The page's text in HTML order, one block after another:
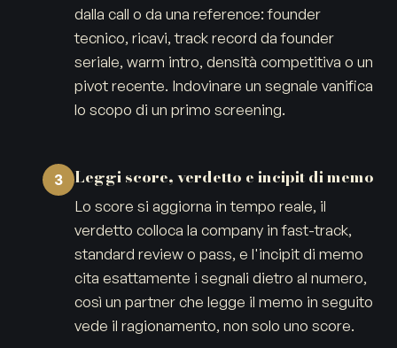
dalla call o da una reference: founder
tecnico, ricavi, track record da founder
seriale, warm intro, densità competitiva o un
pivot recente. Indovinare un segnale vanifica
lo scopo di un primo screening.
3 Leggi score, verdetto e incipit di memo
Lo score si aggiorna in tempo reale, il
verdetto colloca la company in fast-track,
standard review o pass, e l'incipit di memo
cita esattamente i segnali dietro al numero,
così un partner che legge il memo in seguito
vede il ragionamento, non solo uno score.